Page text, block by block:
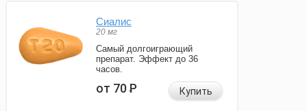
Сиалис
20 мг
Самый долгоиграющий
препарат. Эффект до 36
часов.
от 70Р Купить